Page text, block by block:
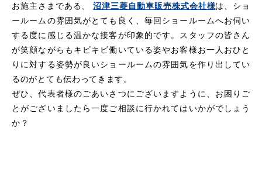
お施主さまである、沼津三菱自動車販売株式会社様は、ショ
ールームの雰囲気がとても良く、毎回ショールームへお伺い
する度に感じる温かな接客が印象的です。スタッフの皆さん
が笑顔ながらもキビキビ働いている姿やお客様お一人おひと
りに対する姿勢が良いショールームの雰囲気を作り出してい
るのがとても伝わってきます。
ぜひ、代表者様のごあいさつにございますように、お困りご
とがございましたら一度ご相談に行かれてはいかがでしょう
か？